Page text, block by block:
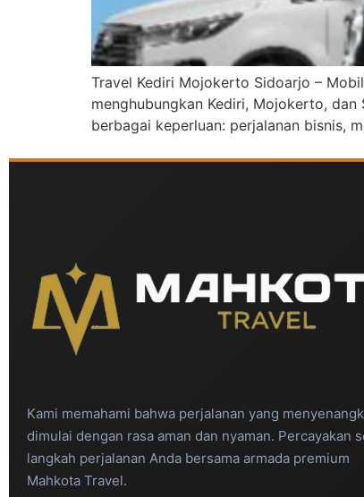
Travel Kediri Mojokerto Sidoarjo –
menghubungkan Kediri, Mojokerto,
berbagai keperluan: perjalanan bisnis,
Kami memahami bahwa perjalanan yang
dimulai dengan rasa aman dan nyaman. Percayakan
langkah perjalanan Anda bersama armada premium
Mahkota Travel.